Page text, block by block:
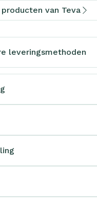
van Teva
leveringsmethoden